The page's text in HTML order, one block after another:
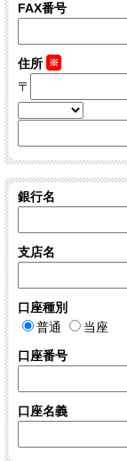
FAX番号
住所 ※
〒
銀行名
支店名
口座種別
普通
当座
口座番号
口座名義